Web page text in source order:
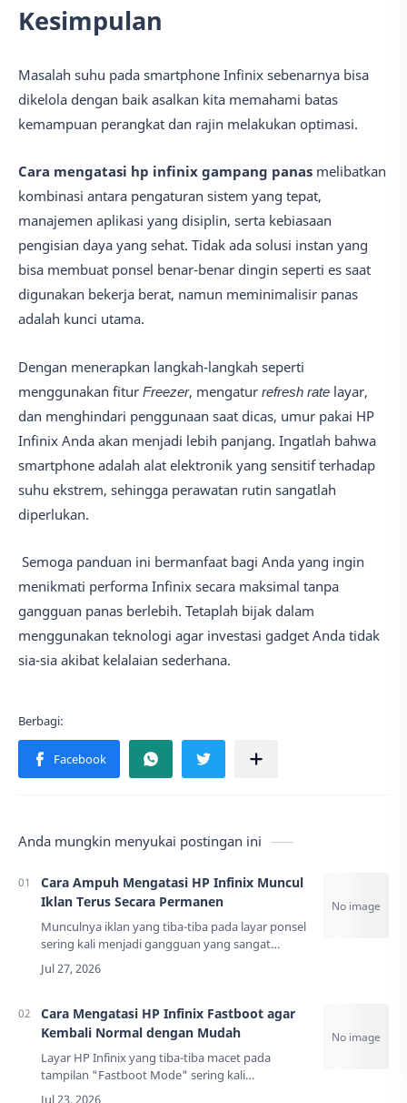
Kesimpulan
Masalah suhu pada smartphone Infinix sebenarnya bisa
dikelola dengan baik asalkan kita memahami batas
kemampuan perangkat dan rajin melakukan optimasi.
Cara mengatasi hp infinix gampang panas melibatkan
kombinasi antara pengaturan sistem yang tepat,
manajemen aplikasi yang disiplin, serta kebiasaan
pengisian daya yang sehat. Tidak ada solusi instan yang
bisa membuat ponsel benar-benar dingin seperti es saat
digunakan bekerja berat, namun meminimalisir panas
adalah kunci utama.
Dengan menerapkan langkah-langkah seperti
menggunakan fitur Freezer, mengatur refresh rate layar,
dan menghindari penggunaan saat dicas, umur pakai HP
Infinix Anda akan menjadi lebih panjang. Ingatlah bahwa
smartphone adalah alat elektronik yang sensitif terhadap
suhu ekstrem, sehingga perawatan rutin sangatlah
diperlukan.
Semoga panduan ini bermanfaat bagi Anda yang ingin
menikmati performa Infinix secara maksimal tanpa
gangguan panas berlebih. Tetaplah bijak dalam
menggunakan teknologi agar investasi gadget Anda tidak
sia-sia akibat kelalaian sederhana.
Anda mungkin menyukai postingan ini
Cara Ampuh Mengatasi HP Infinix Muncul
Iklan Terus Secara Permanen
Munculnya iklan yang tiba-tiba pada layar ponsel
sering kali menjadi gangguan yang sangat
mengesalkan bagi pengguna
smartphone. Masalah ini sering dialami oleh
Cara Mengatasi HP Infinix Fastboot agar
Kembali Normal dengan Mudah
Layar HP Infinix yang tiba-tiba macet pada
tampilan "Fastboot Mode" sering kali
menimbulkan kepanikan bagi pemiliknya. Kondisi